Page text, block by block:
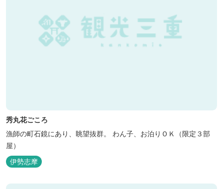
秀丸花ごころ
漁師の町石鏡にあり、眺望抜群。 わん子、お泊りＯＫ（限定３部
屋）
伊勢志摩